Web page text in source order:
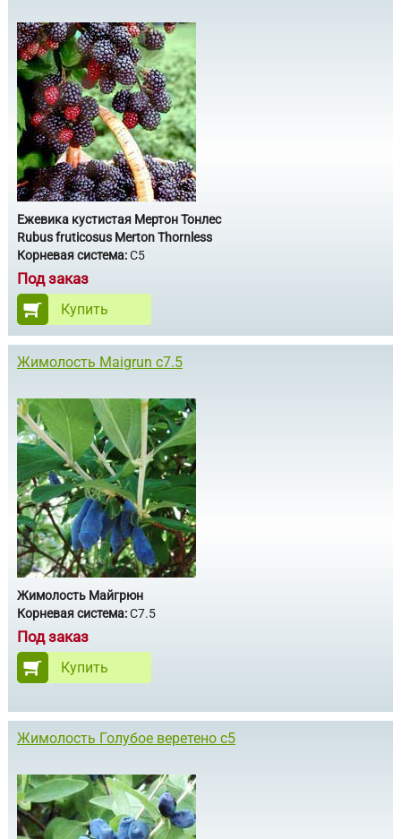
Ежевика кустистая Мертон Тонлес
Rubus fruticosus Merton Thornless
Корневая система:С5
Под заказ
Купить
Жимолость Maigrun с7.5
Жимолость Майгрюн
Корневая система:С7.5
Под заказ
Купить
Жимолость Голубое веретено с5